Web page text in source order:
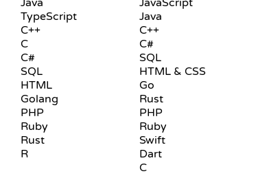
Java
TypeScript
C++
C
C#
SQL
HTML
Golang
PHP
Ruby
Rust
R
JavaScript
Java
C++
C#
SQL
HTML & CSS
Go
Rust
PHP
Ruby
Swift
Dart
C